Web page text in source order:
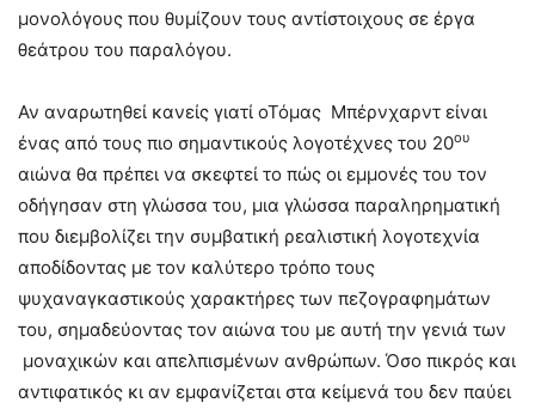
μονολόγους που θυμίζουν τους αντίστοιχους σε έργα
θεάτρου του παραλόγου.
Αν αναρωτηθεί κανείς γιατί οΤόμας Μπέρνχαρντ είναι
ένας από τους πιο σημαντικούς λογοτέχνες του 20ου
αιώνα θα πρέπει να σκεφτεί το πώς οι εμμονές του τον
οδήγησαν στη γλώσσα του, μια γλώσσα παραληρηματική
που διεμβολίζει την συμβατική ρεαλιστική λογοτεχνία
αποδίδοντας με τον καλύτερο τρόπο τους
ψυχαναγκαστικούς χαρακτήρες των πεζογραφημάτων
του, σημαδεύοντας τον αιώνα του με αυτή την γενιά των
μοναχικών και απελπισμένων ανθρώπων. Όσο πικρός και
αντιφατικός κι αν εμφανίζεται στα κείμενά του δεν παύει